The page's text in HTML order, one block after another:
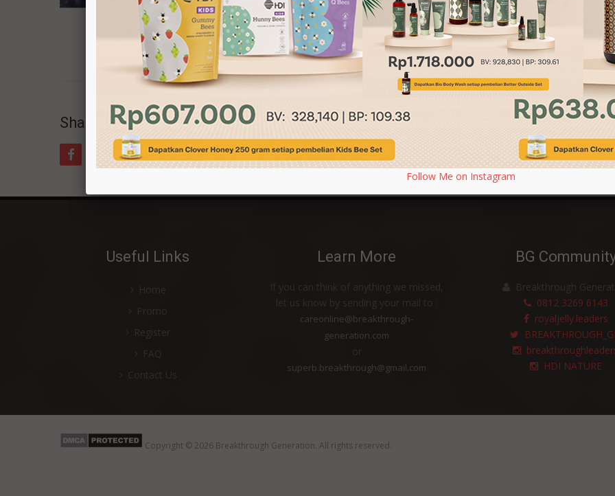
Share this Post
Useful Links
FAQ
Learn More
If you can think of anything we missed,
careonline@breakthrough-
generation.com
superb.breakthrough@gmail.com
BG
0812 3269 6143
royaljelly.leaders
HDI NATURE
Copyright © 2026 Breakthrough Generation. All rights reserved.
Follow Me on Instagram